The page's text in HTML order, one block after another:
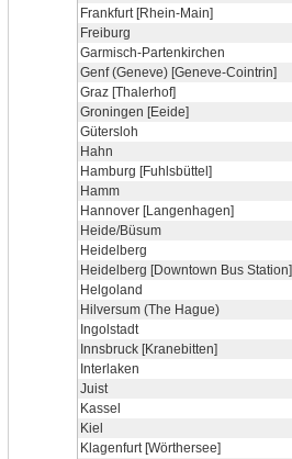
Frankfurt [Rhein-Main]
Freiburg
Garmisch-Partenkirchen
Genf (Geneve) [Geneve-Cointrin]
Graz [Thalerhof]
Groningen [Eeide]
Gütersloh
Hahn
Hamburg [Fuhlsbüttel]
Hamm
Hannover [Langenhagen]
Heide/Büsum
Heidelberg
Heidelberg [Downtown Bus Station]
Helgoland
Hilversum (The Hague)
Ingolstadt
Innsbruck [Kranebitten]
Interlaken
Juist
Kassel
Kiel
Klagenfurt [Wörthersee]